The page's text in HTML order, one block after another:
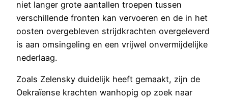
niet langer grote aantallen troepen tussen
verschillende fronten kan vervoeren en de in het
oosten overgebleven strijdkrachten overgeleverd
is aan omsingeling en een vrijwel onvermijdelijke
nederlaag.
Zoals Zelensky duidelijk heeft gemaakt, zijn de
Oekraïense krachten wanhopig op zoek naar